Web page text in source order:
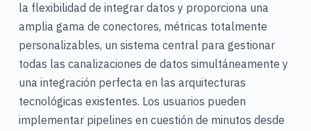
la flexibilidad de integrar datos y proporciona una
amplia gama de conectores, métricas totalmente
personalizables, un sistema central para gestionar
todas las canalizaciones de datos simultáneamente y
una integración perfecta en las arquitecturas
tecnológicas existentes. Los usuarios pueden
implementar pipelines en cuestión de minutos desde